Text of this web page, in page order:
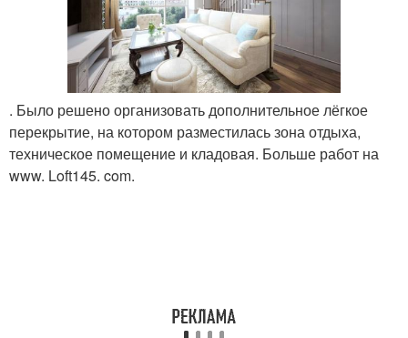
. Было решено организовать дополнительное лёгкое
перекрытие, на котором разместилась зона отдыха,
техническое помещение и кладовая. Больше работ на
www. Loft145. com.